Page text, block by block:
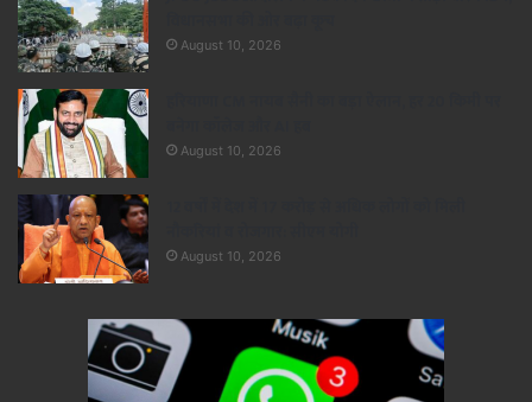
August 10, 2026
August 10, 2026
August 10, 2026